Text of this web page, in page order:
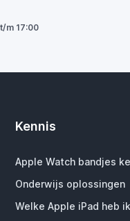
m 17:00
Kennis
Apple Watch bandjes
Onderwijs oplossingen
Welke Apple iPad heb